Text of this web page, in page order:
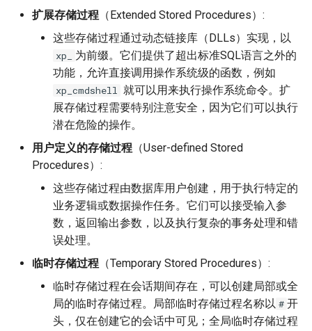
扩展存储过程 （Extended Stored Procedures）:
这些存储过程通过动态链接库（DLLs）实现，以
xp_
为前缀。它们提供了超出标准SQL语言之外的
功能，允许直接调用操作系统级的函数，例如
xp_cmdshell 就可以用来执行操作系统命令。扩
展存储过程需要特别注意安全，因为它们可以执行
潜在危险的操作。
用户定义的存储过程 （User-defined Stored
Procedures）:
这些存储过程由数据库用户创建，用于执行特定的
业务逻辑或数据操作任务。它们可以接受输入参
数，返回输出参数，以及执行复杂的事务处理和错
误处理。
临时存储过程 （Temporary Stored Procedures）:
临时存储过程在会话期间存在，可以创建局部或全
局的临时存储过程。局部临时存储过程名称以 # 开
头，仅在创建它的会话中可见；全局临时存储过程